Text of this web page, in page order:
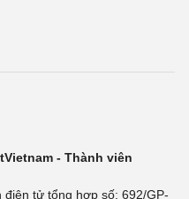
- Thành viên
tử tổng hợp số: 692/GP-